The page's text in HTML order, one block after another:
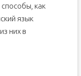
как
язык
них в